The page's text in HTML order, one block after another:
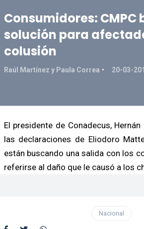
Consumidores:
solución para
colusión
Raúl Martínez y Paula Correa 20-03-
El presidente de Conadecus,
las declaraciones de Eliodoro
están buscando una salida con los
referirse al daño que le causó a los
Nacional